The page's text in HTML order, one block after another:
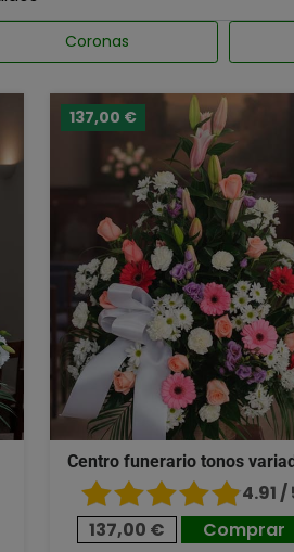
Coronas
137,00 €
Centro funerario tonos
4.91 /
137,00 €
Comprar